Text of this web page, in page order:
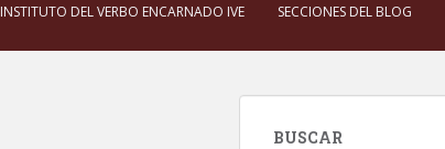
INSTITUTO DEL VERBO ENCARNADO IVE SECCIONES DEL BLOG
BUSCAR